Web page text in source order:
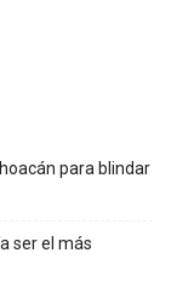
para blindar
ser el más